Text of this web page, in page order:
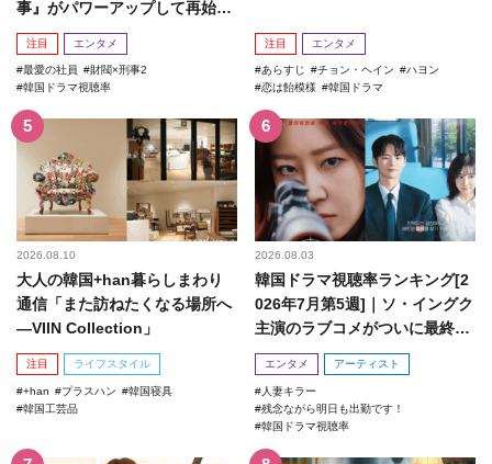
事』がパワーアップして再始
動！
注目 エンタメ
最愛の社員
財閥×刑事2
韓国ドラマ視聴率
注目 エンタメ
あらすじ チョン・ヘイン
ハヨン
恋は飴模様
韓国ドラマ
2026.08.10
大人の韓国+han暮らしまわり
通信「また訪ねたくなる場所へ
―VIIN Collection」
注目 ライフスタイル
+han プラスハン
韓国寝具
韓国工芸品
2026.08.03
韓国ドラマ視聴率ランキング[2
026年7月第5週]｜ソ・イングク
主演のラブコメがついに最終
回！
エンタメ アーティスト
人妻キラー
残念ながら明日も出勤です！
韓国ドラマ視聴率